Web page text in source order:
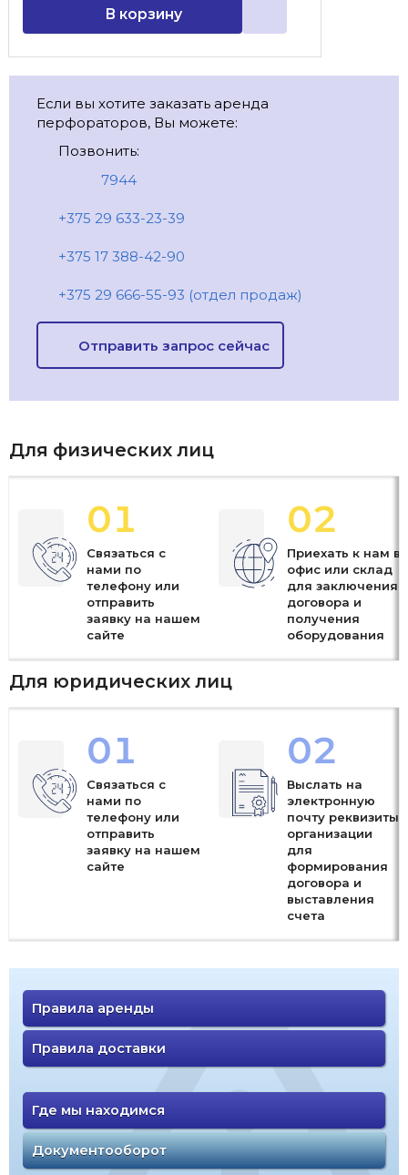
В корзину
Если вы хотите заказать аренда
перфораторов, Вы можете:
Позвонить:
7944
+375 29 633-23-39
+375 17 388-42-90
+375 29 666-55-93 (отдел продаж)
Отправить запрос сейчас
Для физических лиц
01
Связаться с
нами по
телефону или
отправить
заявку на нашем
сайте
02
Приехать к нам в
офис или склад
для заключения
договора и
получения
оборудования
Для юридических лиц
01
Связаться с
нами по
телефону или
отправить
заявку на нашем
сайте
02
Выслать на
электронную
почту реквизиты
организации
для
формирования
договора и
выставления
счета
Правила аренды
Правила доставки
Где мы находимся
Документооборот